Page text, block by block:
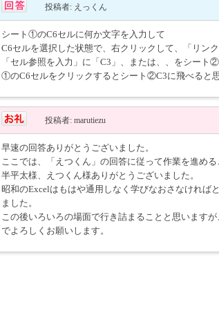
投稿者: えっくん
シート①のC6セルに何か文字を入力して
C6セルを選択した状態で、右クリックして、「リン
「セル参照を入力」に「C3」、または、、をシート
①のC6セルをクリックするとシート②C3に飛べると思
投稿者: marutiezu
早速の回答ありがとうございました。
ここでは、「えつくん」の回答に従って作業を進める
半平太様、えつくん様ありがとうございました。
昭和のExcelはもはや通用しなく学びなおさなければ
ました。
この後いろいろの場面で行き詰まることと思います
でよろしくお願いします。